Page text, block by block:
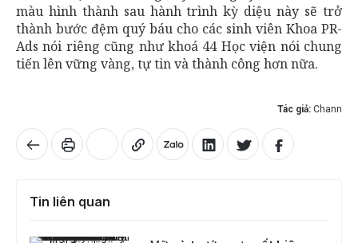
màu hình thành sau hành trình kỳ diệu này sẽ trở
thành bước đệm quý báu cho các sinh viên Khoa PR-
Ads nói riêng cũng như khoá 44 Học viện nói chung
tiến lên vững vàng, tự tin và thành công hơn nữa.
Tác giả: Chann
Tin liên quan
Vỡ oà trước sự xuất hiện của DươngG tại đêm đại nhạc hội Spotlight 2024 - Temporal Tapestry